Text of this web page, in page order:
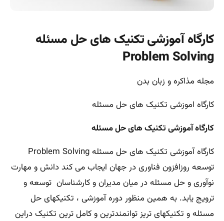
کارگاه آموزشی تکنیک های حل مسئله
Problem Solving
مجله مذاکره و زبان بدن
کارگاه اموزشی تکنیک های حل مسئله
کارگاه آموزشی تکنیک های حل مسئله
توسعه روزافزون فناوری در جهان ایجاب می کند دانش و مهارت
نوآوری و حل مسئله در میان مدیران و کارشناسان توسعه و
ترویج یابد. به همین منظور دوره آموزشی ، تکنیکهای حل
مسئله و تکنیکهای تریز توانمندترین و کامل ترین تکنیک دراین